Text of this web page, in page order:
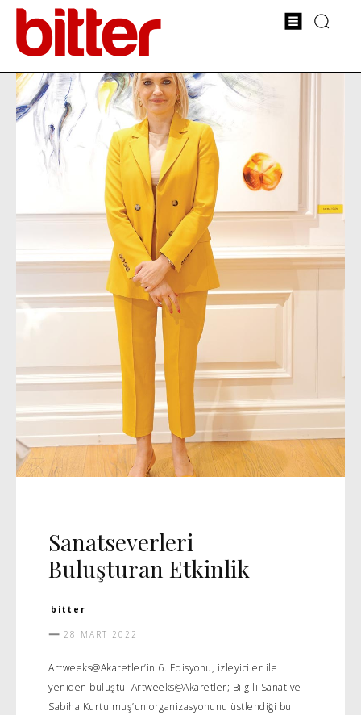
Sanatseverleri
Buluşturan Etkinlik
bitter
28 MART 2022
Artweeks@Akaretler’in 6. Edisyonu, izleyiciler ile
yeniden buluştu. Artweeks@Akaretler; Bilgili Sanat ve
Sabiha Kurtulmuş’un organizasyonunu üstlendiği bu